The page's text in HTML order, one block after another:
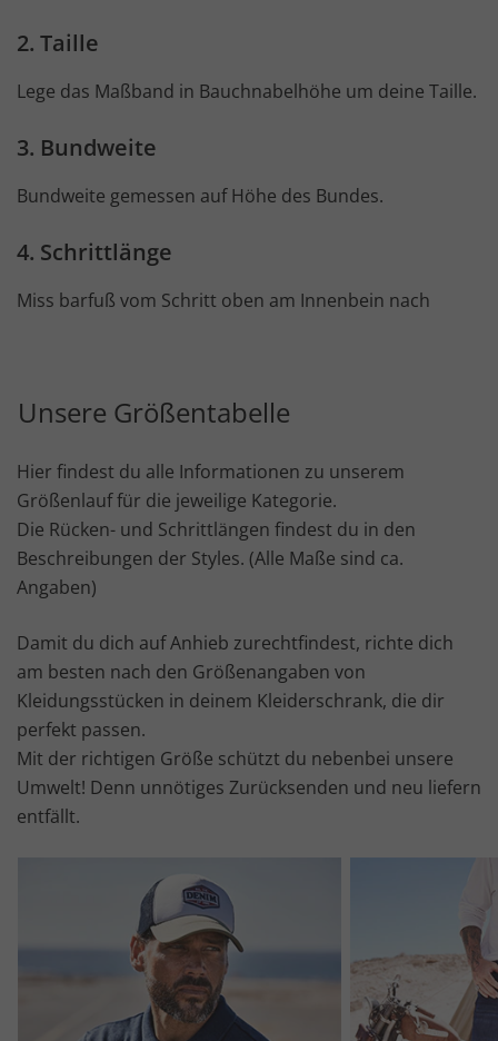
2. Taille
Lege das Maßband in Bauchnabelhöhe um deine Taille.
3. Bundweite
Bundweite gemessen auf Höhe des Bundes.
4. Schrittlänge
Miss barfuß vom Schritt oben am Innenbein nach
Unsere Größentabelle
Hier findest du alle Informationen zu unserem
Größenlauf für die jeweilige Kategorie.
Die Rücken- und Schrittlängen findest du in den
Beschreibungen der Styles. (Alle Maße sind ca.
Angaben)
Damit du dich auf Anhieb zurechtfindest, richte dich
am besten nach den Größenangaben von
Kleidungsstücken in deinem Kleiderschrank, die dir
perfekt passen.
Mit der richtigen Größe schützt du nebenbei unsere
Umwelt! Denn unnötiges Zurücksenden und neu liefern
entfällt.